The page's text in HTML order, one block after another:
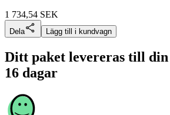
1 734,54 SEK
Dela Lägg till i kundvagn
Ditt paket levereras till
16 dagar